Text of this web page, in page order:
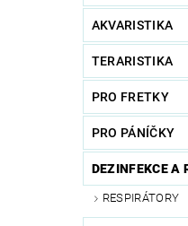
AKVARISTIKA
TERARISTIKA
PRO FRETKY
PRO PÁNÍČKY
DEZINFEKCE A
RESPIRÁTORY